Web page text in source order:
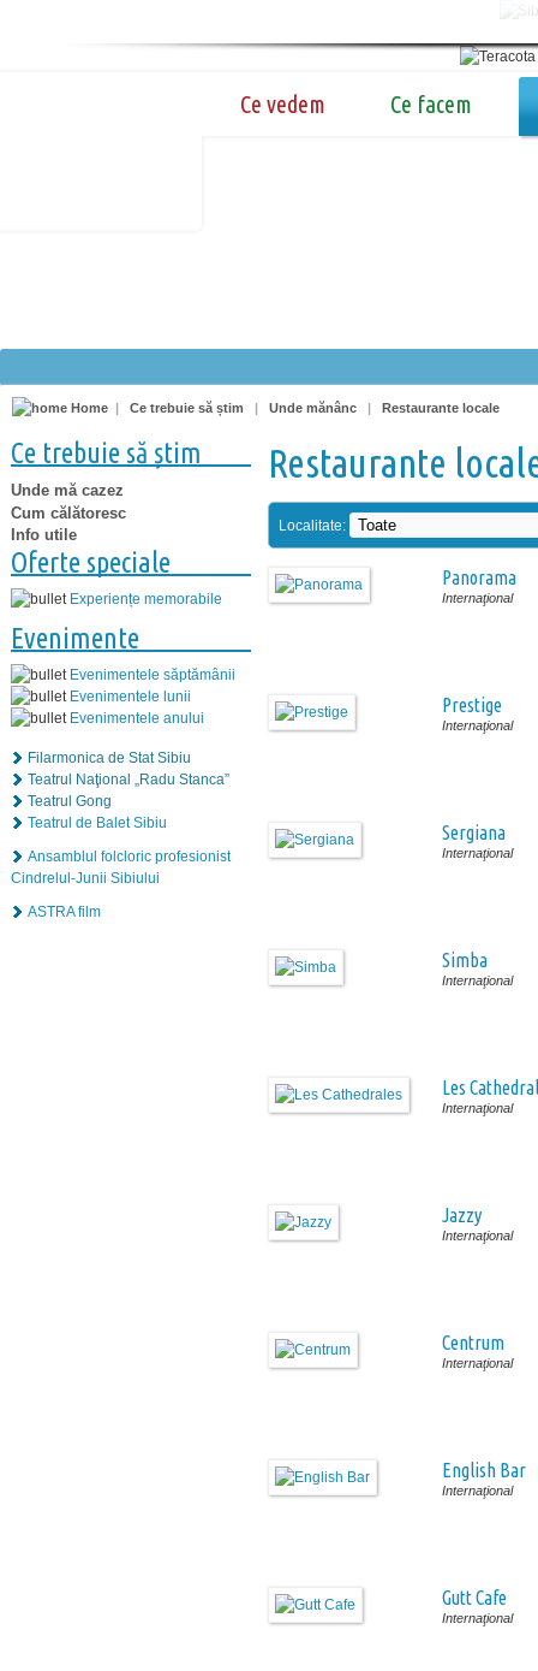
Ce vedem Ce facem
Home | Ce trebuie să știm | Unde mănânc | Restaurante locale
Ce trebuie să știm
Unde mă cazez
Cum călătoresc
Info utile
Oferte speciale
Experiențe memorabile
Evenimente
Evenimentele săptămânii
Evenimentele lunii
Evenimentele anului
Filarmonica de Stat Sibiu
Teatrul Naţional „Radu Stanca”
Teatrul Gong
Teatrul de Balet Sibiu
Ansamblul folcloric profesionist
Cindrelul-Junii Sibiului
ASTRA film
Restaurante
Localitate:
Panorama
Internaţional
Prestige
Internaţional
Sergiana
Internaţional
Simba
Internaţional
Les
Internaţional
Jazzy
Internaţional
Centrum
Internaţional
English Bar
Internaţional
Gutt Cafe
Internaţional